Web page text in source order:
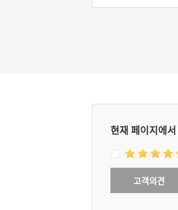
현재 페이지에
고객의견